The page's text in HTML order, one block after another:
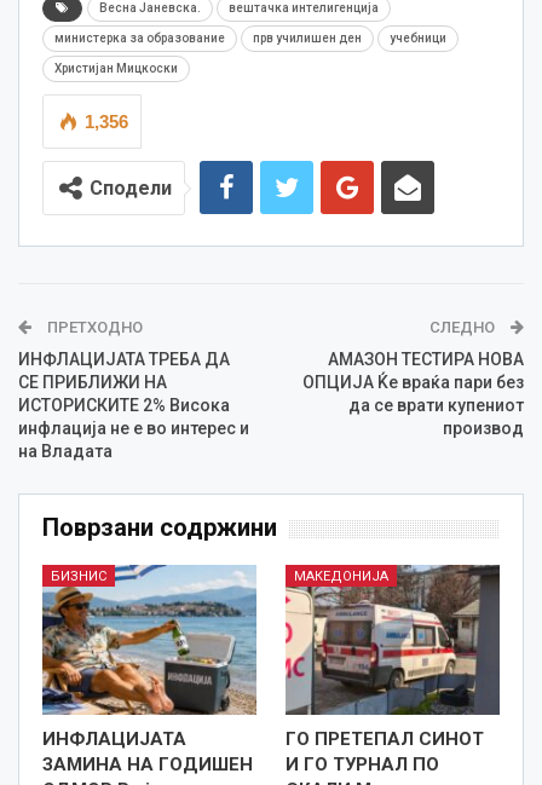
Весна Јаневска. вештачка интелигенција
министерка за образование прв училишен ден учебници
Христијан Мицкоски
1,356
Сподели
ПРЕТХОДНО
ИНФЛАЦИЈАТА ТРЕБА ДА
СЕ ПРИБЛИЖИ НА
ИСТОРИСКИТЕ 2% Висока
инфлација не е во интерес и
на Владата
СЛЕДНО
АМАЗОН ТЕСТИРА НОВА
ОПЦИЈА Ќе враќа пари без
да се врати купениот
производ
Поврзани содржини
БИЗНИС
ИНФЛАЦИЈАТА
ЗАМИНА НА ГОДИШЕН
МАКЕДОНИЈА
ГО ПРЕТЕПАЛ СИНОТ
И ГО ТУРНАЛ ПО